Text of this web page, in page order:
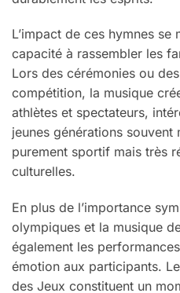
L’impact de ces hymnes se
capacité à rassembler les
Lors des cérémonies ou
compétition, la musique
athlètes et spectateurs,
jeunes générations souvent
purement sportif mais très
culturelles.
En plus de l’importance
olympiques et la musique
également les
émotion aux participants.
des Jeux constituent un